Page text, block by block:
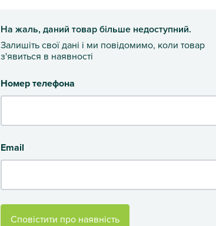
На жаль, даний товар більше недоступний.
Залишіть свої дані і ми повідомимо, коли товар
з'явиться в наявності
Номер телефона
Email
Сповістити про наявність